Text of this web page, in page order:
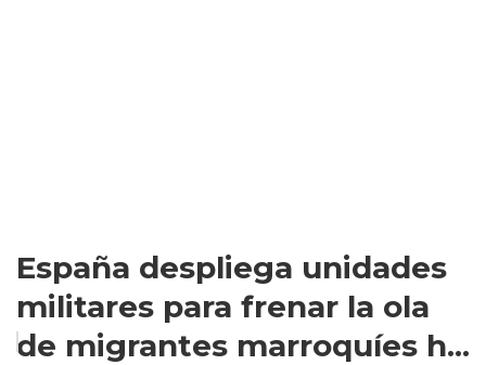
España despliega unidades
militares para frenar la ola
de migrantes marroquíes h...